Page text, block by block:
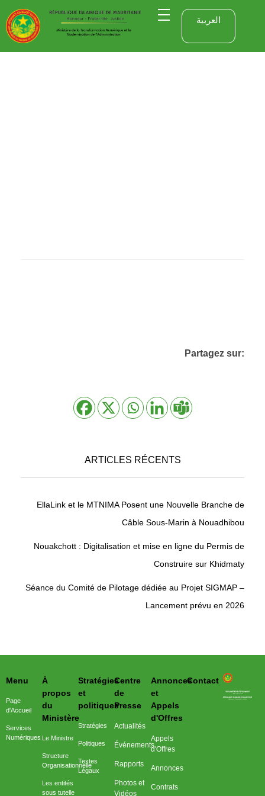
العربية
Partagez sur:
ARTICLES RÉCENTS
EllaLink et le MTNIMA Posent une Nouvelle Branche de
Câble Sous-Marin à Nouadhibou
Nouakchott : Digitalisation et mise en ligne du Permis de
Construire sur Khidmaty
Séance du Comité de Pilotage dédiée au Projet SIGMAP –
Lancement prévu en 2026
وزارة التحول الرقمي وعصرنة الادارة
Contact
Annonces
et
Appels
d'Offres
Appels
d'Offres
Annonces
Contrats
Centre
de
Presse
Actualités
Événements
Rapports
Photos et
Vidéos
Stratégies
et
politiques
Stratégies
Politiques
Textes
Légaux
À
propos
du
Ministère
Le Ministre
Structure
Organisationnelle
Les entités
sous tutelle
Menu
Page
d'Accueil
Services
Numériques